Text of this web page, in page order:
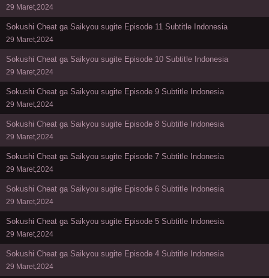
29 Maret,2024
Sokushi Cheat ga Saikyou sugite Episode 11 Subtitle Indonesia
29 Maret,2024
Sokushi Cheat ga Saikyou sugite Episode 10 Subtitle Indonesia
29 Maret,2024
Sokushi Cheat ga Saikyou sugite Episode 9 Subtitle Indonesia
29 Maret,2024
Sokushi Cheat ga Saikyou sugite Episode 8 Subtitle Indonesia
29 Maret,2024
Sokushi Cheat ga Saikyou sugite Episode 7 Subtitle Indonesia
29 Maret,2024
Sokushi Cheat ga Saikyou sugite Episode 6 Subtitle Indonesia
29 Maret,2024
Sokushi Cheat ga Saikyou sugite Episode 5 Subtitle Indonesia
29 Maret,2024
Sokushi Cheat ga Saikyou sugite Episode 4 Subtitle Indonesia
29 Maret,2024